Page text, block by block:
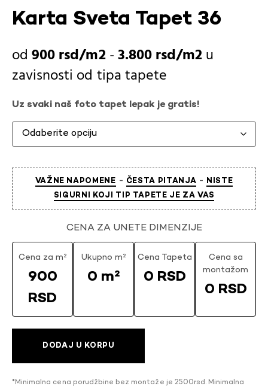
Karta Sveta Tapet 36
900rsd -3.800rsd
u
zavisnosti od tipa tapete
Uz svaki naš foto tapet lepak je gratis!
VAŽNE NAPOMENE - ČESTA PITANJA - NISTE
SIGURNI KOJI TIP TAPETE JE ZA VAS
CENA ZA UNETE DIMENZIJE
Cena za m²
900
RSD
Ukupno m²
0 m²
Cena Tapeta
0 RSD
Cena sa
montažom
0 RSD
DODAJ U KORPU
*Minimalna cena porudžbine bez montaže je 2500rsd. Minimalna